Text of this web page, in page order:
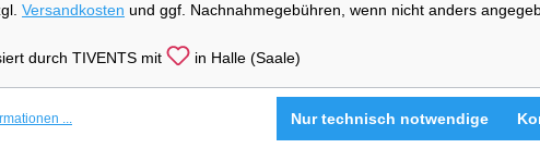
Versandkosten und ggf. Nachnahmegebühren, wenn nicht anders
durch TIVENTS mit in Halle (Saale)
... Nur technisch notwendige